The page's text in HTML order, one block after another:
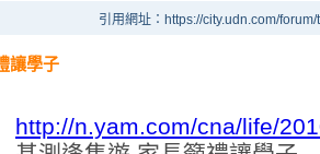
引用網址：https://city.udn.com/
讓學子
http://n.yam.com/cna/life/